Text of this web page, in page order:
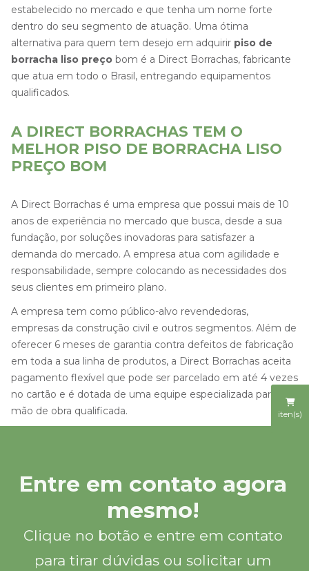
iten(s)
estabelecido no mercado e que tenha um nome forte
dentro do seu segmento de atuação. Uma ótima
alternativa para quem tem desejo em adquirir piso de
borracha liso preço bom é a Direct Borrachas, fabricante
que atua em todo o Brasil, entregando equipamentos
qualificados.
A DIRECT BORRACHAS TEM O
MELHOR PISO DE BORRACHA LISO
PREÇO BOM
A Direct Borrachas é uma empresa que possui mais de 10
anos de experiência no mercado que busca, desde a sua
fundação, por soluções inovadoras para satisfazer a
demanda do mercado. A empresa atua com agilidade e
responsabilidade, sempre colocando as necessidades dos
seus clientes em primeiro plano.
A empresa tem como público-alvo revendedoras,
empresas da construção civil e outros segmentos. Além de
oferecer 6 meses de garantia contra defeitos de fabricação
em toda a sua linha de produtos, a Direct Borrachas aceita
pagamento flexível que pode ser parcelado em até 4 vezes
no cartão e é dotada de uma equipe especializada para
mão de obra qualificada.
Entre em contato agora
mesmo!
Clique no botão e entre em contato
para tirar dúvidas ou solicitar um